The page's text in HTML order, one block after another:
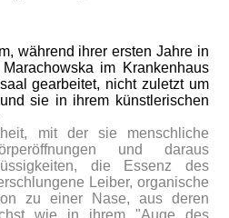
während ihrer ersten Jahre in
im Krankenhaus
gearbeitet, nicht zuletzt um
sie in ihrem künstlerischen
mit der sie menschliche
und daraus
die Essenz des
Leiber, organische
zu einer Nase, aus deren
wie in ihrem "Auge des